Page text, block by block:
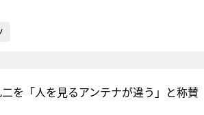
を「人を見るアンテナが違う」と称賛